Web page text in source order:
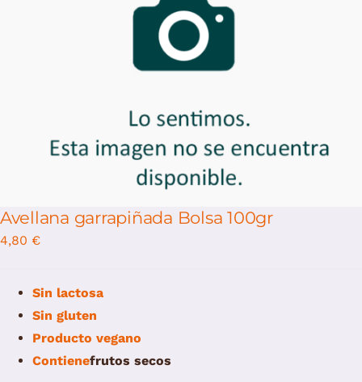
Avellana garrapiñada Bolsa 100gr
4,80 €
Sin lactosa
Sin gluten
Producto vegano
Contienefrutos secos